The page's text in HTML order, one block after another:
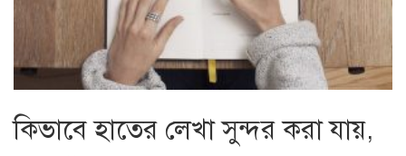
কিভাবে হাতের লেখা সুন্দর করা যায়,